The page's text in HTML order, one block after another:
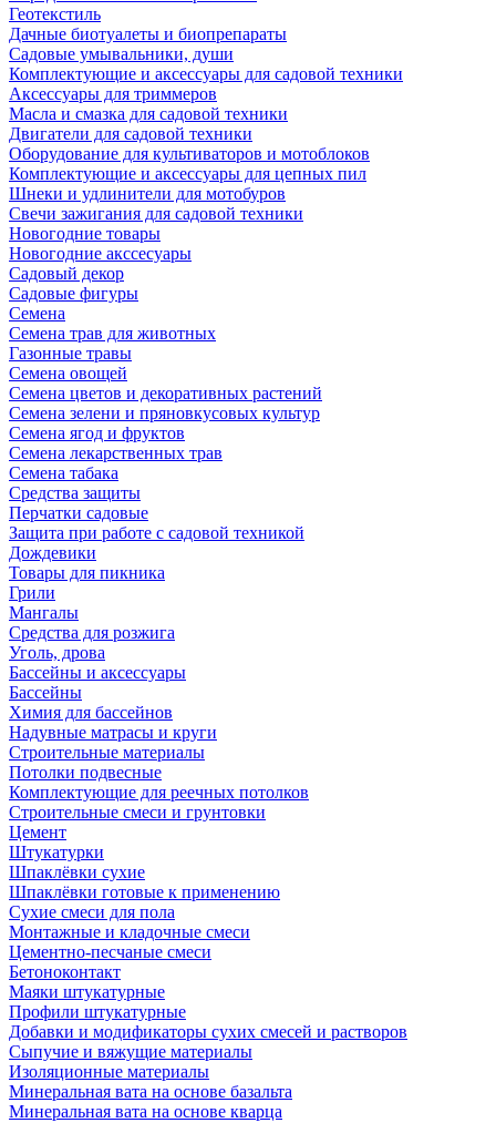
Геотекстиль
Дачные биотуалеты и биопрепараты
Садовые умывальники, души
Комплектующие и аксессуары для садовой техники
Аксессуары для триммеров
Масла и смазка для садовой техники
Двигатели для садовой техники
Оборудование для культиваторов и мотоблоков
Комплектующие и аксессуары для цепных пил
Шнеки и удлинители для мотобуров
Свечи зажигания для садовой техники
Новогодние товары
Новогодние акссесуары
Садовый декор
Садовые фигуры
Семена
Семена трав для животных
Газонные травы
Семена овощей
Семена цветов и декоративных растений
Семена зелени и пряновкусовых культур
Семена ягод и фруктов
Семена лекарственных трав
Семена табака
Средства защиты
Перчатки садовые
Защита при работе с садовой техникой
Дождевики
Товары для пикника
Грили
Мангалы
Средства для розжига
Уголь, дрова
Бассейны и аксессуары
Бассейны
Химия для бассейнов
Надувные матрасы и круги
Строительные материалы
Потолки подвесные
Комплектующие для реечных потолков
Строительные смеси и грунтовки
Цемент
Штукатурки
Шпаклёвки сухие
Шпаклёвки готовые к применению
Сухие смеси для пола
Монтажные и кладочные смеси
Цементно-песчаные смеси
Бетоноконтакт
Маяки штукатурные
Профили штукатурные
Добавки и модификаторы сухих смесей и растворов
Сыпучие и вяжущие материалы
Изоляционные материалы
Минеральная вата на основе базальта
Минеральная вата на основе кварца